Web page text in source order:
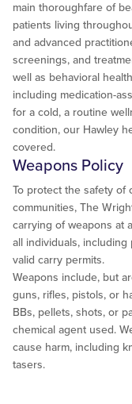
main thoroughfare of
patients living
and advanced
screenings, and
well as behavioral
including medication-
for a cold, a routine
condition, our Hawley
covered.
Weapons Policy
To protect the safety of
communities, The
carrying of weapons at
all individuals,
valid carry permits.
Weapons include, but
guns, rifles, pistols, or
BBs, pellets, shots, or
chemical agent used.
cause harm, including
tasers.